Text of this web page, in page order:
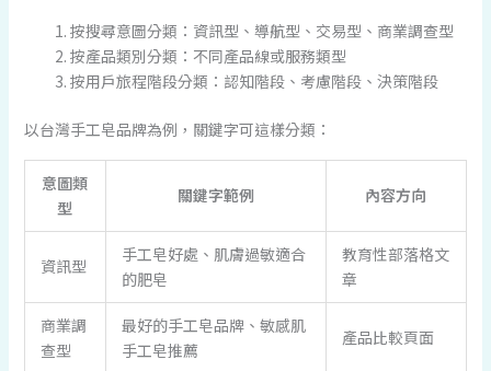
按搜尋意圖分類：資訊型、導航型、交易型、商業調查型
按產品類別分類：不同產品線或服務類型
按用戶旅程階段分類：認知階段、考慮階段、決策階段
以台灣手工皂品牌為例，關鍵字可這樣分類：
意圖類
型
關鍵字範例 內容方向
資訊型
手工皂好處、肌膚過敏適合
的肥皂
教育性部落格文
章
商業調
查型
最好的手工皂品牌、敏感肌
手工皂推薦
產品比較頁面